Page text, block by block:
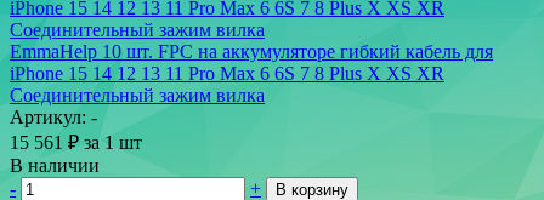
EmmaHelp 10 шт. FPC на аккумуляторе гибкий кабель для
iPhone 15 14 12 13 11 Pro Max 6 6S 7 8 Plus X XS XR
Соединительный зажим вилка
Артикул: -
15 561 ₽ за 1 шт
В наличии
-
+ В корзину